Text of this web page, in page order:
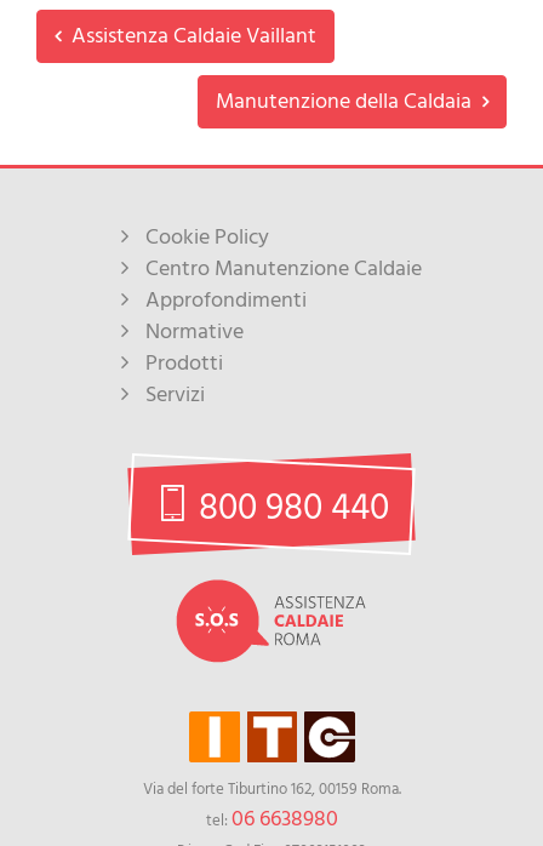
Assistenza Caldaie Vaillant
Manutenzione della Caldaia
Cookie Policy
Centro Manutenzione Caldaie
Approfondimenti
Normative
Prodotti
Servizi
800 980 440
Via del forte Tiburtino 162, 00159 Roma.
tel: 06 6638980